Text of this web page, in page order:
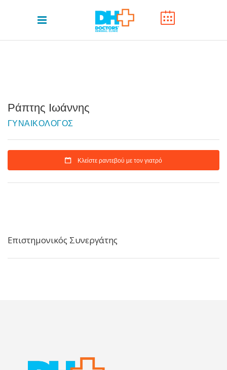
Ράπτης Ιωάννης
ΓΥΝΑΙΚΟΛΟΓΟΣ
Κλείστε ραντεβού με τον γιατρό
Επιστημονικός Συνεργάτης